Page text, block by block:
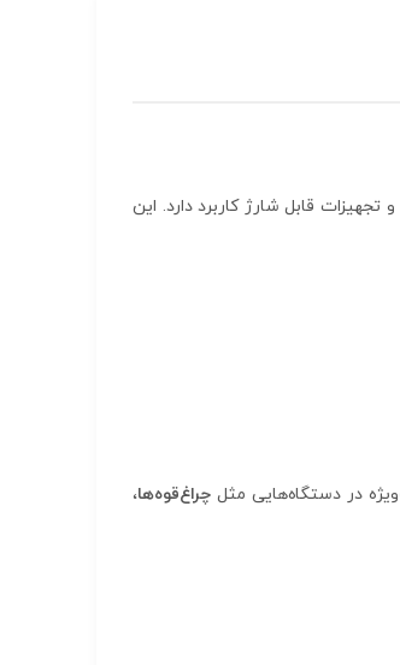
قابل شارژ کاربرد دارد. این
در دستگاه‌هایی مثلچراغ‌قوه‌ها،